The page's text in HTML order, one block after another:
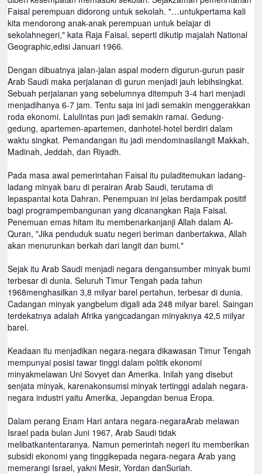
Faisal perempuan didorong untuk sekolah. "…untukpertama kali
kita mendorong anak-anak perempuan untuk belajar di
sekolahnegeri," kata Raja Faisal, seperti dikutip majalah National
Geographic,edisi Januari 1966.
Dengan dibuatnya jalan-jalan aspal modern digurun-gurun pasir
Arab Saudi maka perjalanan di gurun menjadi jauh lebihsingkat.
Sebuah perjalanan yang sebelumnya ditempuh 3-4 hari menjadi
menjadihanya 6-7 jam. Tentu saja ini jadi semakin menggerakkan
roda ekonomi. Lalulintas pun jadi semakin ramai. Gedung-
gedung, apartemen-apartemen, danhotel-hotel berdiri dalam
waktu singkat. Pemandangan itu jadi mendominasilangit Makkah,
Madinah, Jeddah, dan Riyadh.
Pada masa awal pemerintahan Faisal itu puladitemukan ladang-
ladang minyak baru di perairan Arab Saudi, terutama di
lepaspantai kota Dahran. Penempuan ini jelas berdampak positif
bagi programpembangunan yang dicanangkan Raja Faisal.
Penemuan emas hitam itu membenarkanjanji Allah dalam Al-
Quran, "Jika penduduk suatu negeri beriman danbertakwa, Allah
akan menurunkan berkah dari langit dan bumi."
Sejak itu Arab Saudi menjadi negara dengansumber minyak bumi
terbesar di dunia. Seluruh Timur Tengah pada tahun
1968menghasilkan 3,8 milyar barel pertahun, terbesar di dunia.
Cadangan minyak yangbelum digali ada 248 milyar barel. Saingan
terdekatnya adalah Afrika yangcadangan minyaknya 42,5 milyar
barel.
Keadaan itu menjadikan negara-negara dikawasan Timur Tengah
mempunyai posisi tawar tinggi dalam politik ekonomi
minyakmelawan Uni Sovyet dan Amerika. Inilah yang disebut
senjata minyak, karenakonsumsi minyak tertinggi adalah negara-
negara industri yaitu Amerika, Jepangdan benua Eropa.
Dalam perang Enam Hari antara negara-negaraArab melawan
Israel pada bulan Juni 1967, Arab Saudi tidak
melibatkantentaranya. Namun pemerintah negeri itu memberikan
subsidi ekonomi yang tinggikepada negara-negara Arab yang
memerangi Israel, yakni Mesir, Yordan danSuriah.